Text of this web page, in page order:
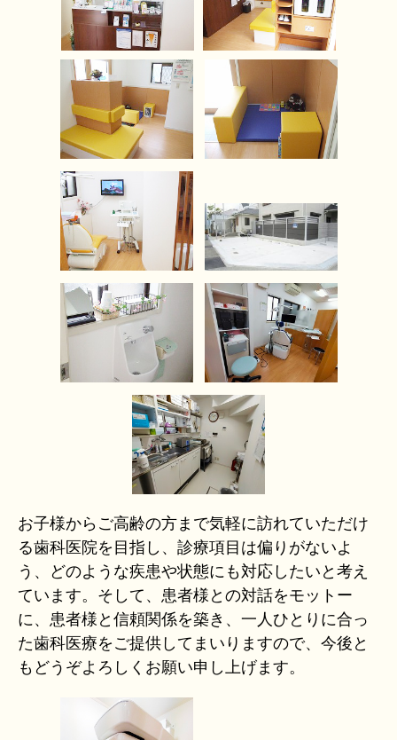
お子様からご高齢の方まで気軽に訪れていただけ
る歯科医院を目指し、診療項目は偏りがないよ
う、どのような疾患や状態にも対応したいと考え
ています。そして、患者様との対話をモットー
に、患者様と信頼関係を築き、一人ひとりに合っ
た歯科医療をご提供してまいりますので、今後と
もどうぞよろしくお願い申し上げます。